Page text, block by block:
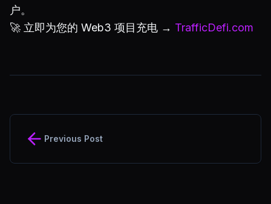
户。
🚀 立即为您的 Web3 项目充电 → TrafficDefi.com
Previous Post